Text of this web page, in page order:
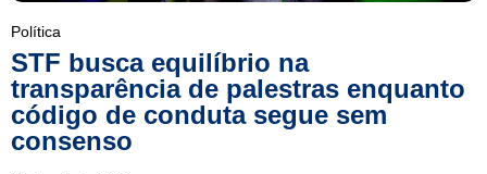
Política
STF busca equilíbrio na
transparência de palestras enquanto
código de conduta segue sem
consenso